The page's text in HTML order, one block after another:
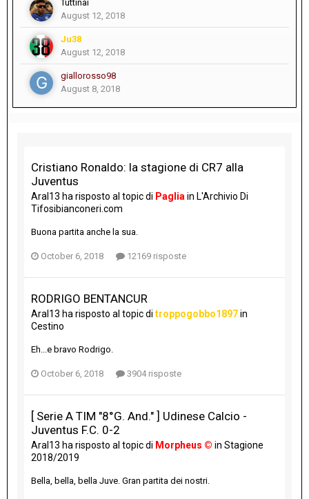
Tuttinai
August 12, 2018
Ju38
August 12, 2018
giallorosso98
August 8, 2018
Cristiano Ronaldo: la stagione di CR7 alla
Juventus
Aral13 ha risposto al topic di Paglia in L'Archivio Di
Tifosibianconeri.com
Buona partita anche la sua.
October 6, 2018 12169 risposte
RODRIGO BENTANCUR
Aral13 ha risposto al topic di troppogobbo1897in
Cestino
Eh...e bravo Rodrigo.
October 6, 2018 3904 risposte
[ Serie A TIM "8°G. And." ] Udinese Calcio -
Juventus F.C. 0-2
Aral13 ha risposto al topic di Morpheus © in Stagione
2018/2019
Bella, bella, bella Juve. Gran partita dei nostri.